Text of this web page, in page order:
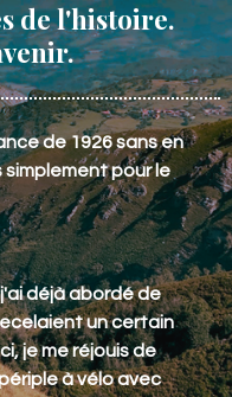
de l'histoire.
de 1926 sans en
simplement pour le
déjà abordé de
un certain
je me réjouis de
à vélo avec